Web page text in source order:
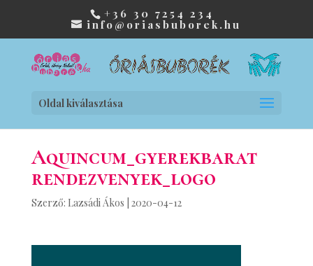
+36 30 7254 234
info@oriasbuborek.hu
Oldal kiválasztása
Aquincum_gyerekbarat
rendezvenyek_logo
Szerző: Lazsádi Ákos 2020-04-12